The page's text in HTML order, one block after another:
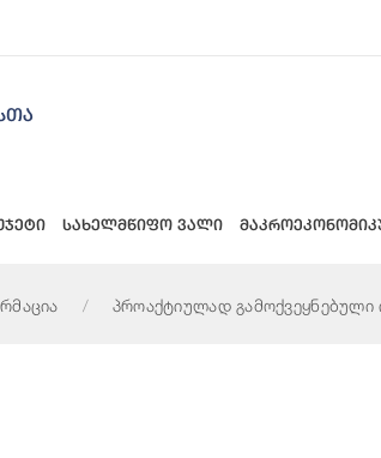
სახელმწიფო ვალი
პროაქტიულად გამოქვეყნებული